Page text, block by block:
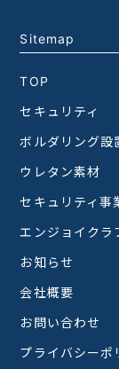
Sitemap
TOP
セキュリティ
ボルダリング設
ウレタン素材
セキュリティ事
エンジョイクラ
お知らせ
会社概要
お問い合わせ
プライバシーポ